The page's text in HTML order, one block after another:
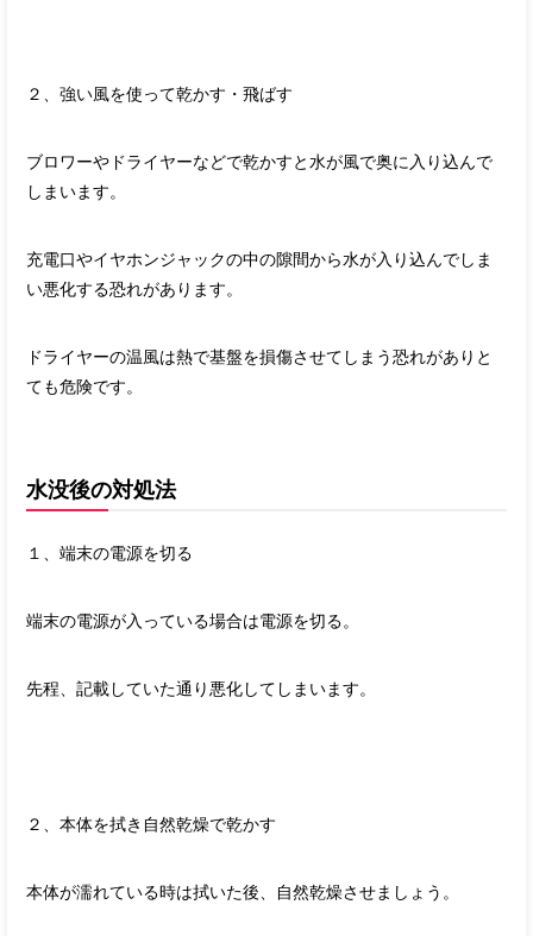
２、強い風を使って乾かす・飛ばす
ブロワーやドライヤーなどで乾かすと水が風で奥に入り込んで
しまいます。
充電口やイヤホンジャックの中の隙間から水が入り込んでしま
い悪化する恐れがあります。
ドライヤーの温風は熱で基盤を損傷させてしまう恐れがありと
ても危険です。
水没後の対処法
１、端末の電源を切る
端末の電源が入っている場合は電源を切る。
先程、記載していた通り悪化してしまいます。
２、本体を拭き自然乾燥で乾かす
本体が濡れている時は拭いた後、自然乾燥させましょう。